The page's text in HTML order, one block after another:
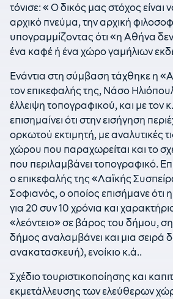
τόνισε: « Ο δικός μας στόχος
αρχικό πνεύμα, την αρχική
υπογραμμίζοντας ότι «η Αθήνα
ένα καφέ ή ένα χώρο γαμήλιων
Ενάντια στη σύμβαση τάχθηκε η
τον επικεφαλής της, Νάσο
έλλειψη τοπογραφικού, και με τον
επισημαίνει ότι στην εισήγηση
ορκωτού εκτιμητή, με αναλυτικές
χώρου που παραχωρείται και το
που περιλαμβάνει τοπογραφικό.
ο επικεφαλής της «Λαϊκής
Σοφιανός, ο οποίος επισήμανε ότι
για 20 συν 10 χρόνια και
«λεόντειο» σε βάρος του δήμου,
δήμος αναλαμβάνει και μια σειρά
ανακατασκευή), ενοίκιο κ.ά..
Σχέδιο τουριστικοποίησης και
εκμετάλλευσης των ελεύθερων